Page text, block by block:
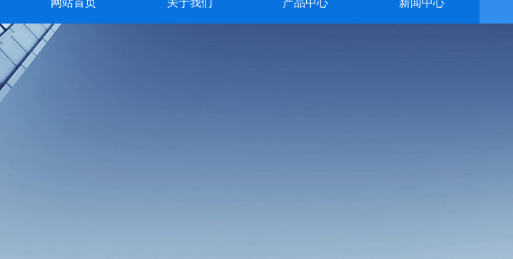
网站首页 关于我们 产品中心 新闻中心